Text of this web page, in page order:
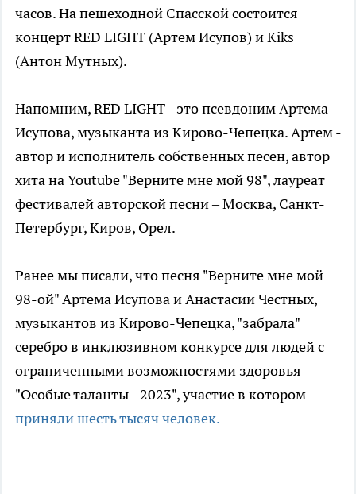
часов. На пешеходной Спасской состоится
концерт RED LIGHT (Артем Исупов) и Kiks
(Антон Мутных).
Напомним, RED LIGHT - это псевдоним Артема
Исупова, музыканта из Кирово-Чепецка. Артем -
автор и исполнитель собственных песен, автор
хита на Youtube "Верните мне мой 98", лауреат
фестивалей авторской песни – Москва, Санкт-
Петербург, Киров, Орел.
Ранее мы писали, что песня "Верните мне мой
98-ой" Артема Исупова и Анастасии Честных,
музыкантов из Кирово-Чепецка, "забрала"
серебро в инклюзивном конкурсе для людей с
ограниченными возможностями здоровья
"Особые таланты - 2023", участие в котором
приняли шесть тысяч человек.